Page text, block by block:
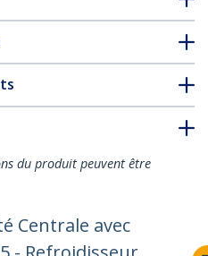
du produit peuvent être
Centrale avec